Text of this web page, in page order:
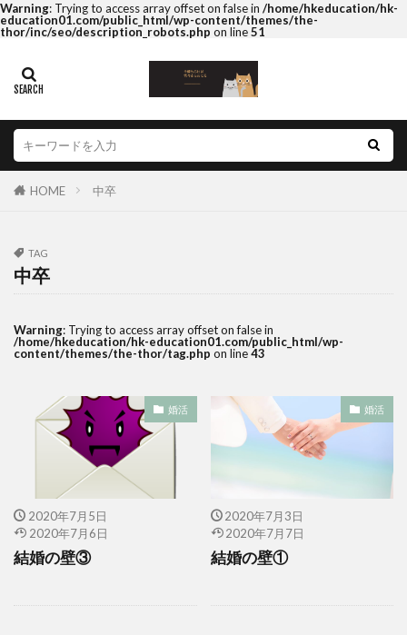
Warning: Trying to access array offset on false in /home/hkeducation/hk-
education01.com/public_html/wp-content/themes/the-
thor/inc/seo/description_robots.php on line51
HOME 中卒
TAG
中卒
Warning: Trying to access array offset on false in
/home/hkeducation/hk-education01.com/public_html/wp-
content/themes/the-thor/tag.php on line43
婚活
2020年7月5日
2020年7月6日
結婚の壁③
婚活
2020年7月3日
2020年7月7日
結婚の壁①